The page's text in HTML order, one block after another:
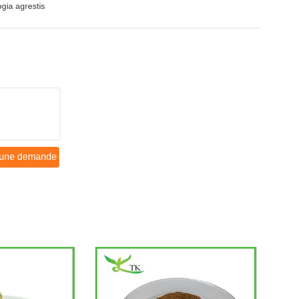
agrestis
demande